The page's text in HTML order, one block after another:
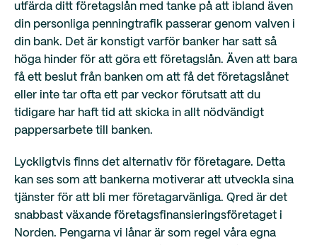
utfärda ditt företagslån med tanke på att ibland även
din personliga penningtrafik passerar genom valven i
din bank. Det är konstigt varför banker har satt så
höga hinder för att göra ett företagslån. Även att bara
få ett beslut från banken om att få det företagslånet
eller inte tar ofta ett par veckor förutsatt att du
tidigare har haft tid att skicka in allt nödvändigt
pappersarbete till banken.
Lyckligtvis finns det alternativ för företagare. Detta
kan ses som att bankerna motiverar att utveckla sina
tjänster för att bli mer företagarvänliga. Qred är det
snabbast växande företagsfinansieringsföretaget i
Norden. Pengarna vi lånar är som regel våra egna